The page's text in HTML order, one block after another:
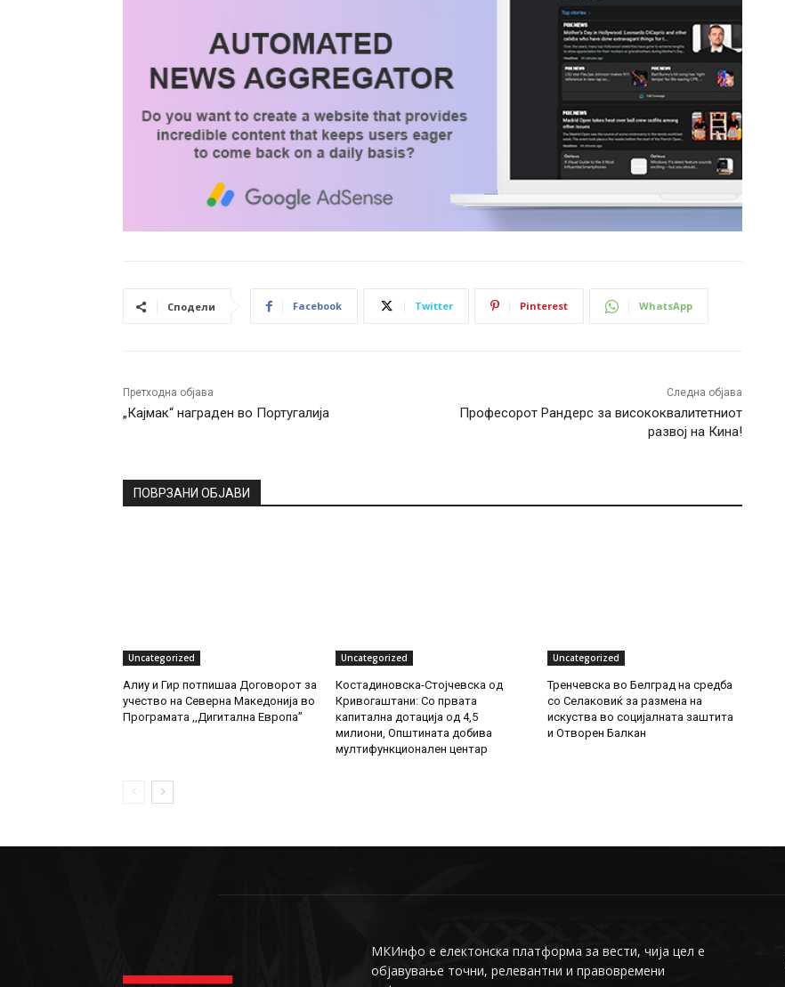
Сподели Facebook Twitter Pinterest WhatsApp
Претходна објава
„Кајмак“ награден во Португалија
Следна објава
Професорот Рандерс за висококвалитетниот
развој на Кина!
ПОВРЗАНИ ОБЈАВИ
Uncategorized
Алиу и Гир потпишаа Договорот за
учество на Северна Македонија во
Програмата ,,Дигитална Европа”
Uncategorized
Костадиновска-Стојчевска од
Кривогаштани: Со првата
капитална дотација од 4,5
милиони, Општината добива
мултифункционален центар
Uncategorized
Тренчевска во Белград на средба
со Селаковиќ за размена на
искуства во социјалната заштита
и Отворен Балкан
МКИнфо е електонска платформа за вести, чија цел е
објавување точни, релевантни и правовремени